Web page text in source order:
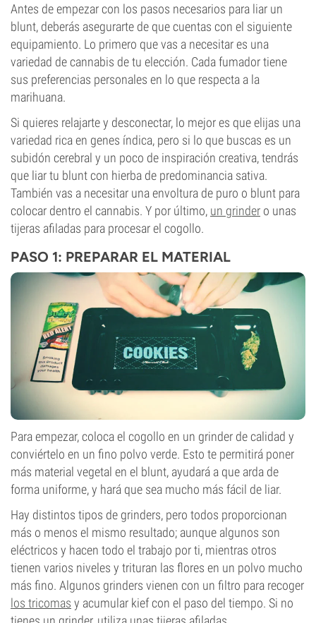
Antes de empezar con los pasos necesarios para liar un
blunt, deberás asegurarte de que cuentas con el siguiente
equipamiento. Lo primero que vas a necesitar es una
variedad de cannabis de tu elección. Cada fumador tiene
sus preferencias personales en lo que respecta a la
marihuana.
Si quieres relajarte y desconectar, lo mejor es que elijas una
variedad rica en genes índica, pero si lo que buscas es un
subidón cerebral y un poco de inspiración creativa, tendrás
que liar tu blunt con hierba de predominancia sativa.
También vas a necesitar una envoltura de puro o blunt para
colocar dentro el cannabis. Y por último, un grinder o unas
tijeras afiladas para procesar el cogollo.
PASO 1: PREPARAR EL MATERIAL
Para empezar, coloca el cogollo en un grinder de calidad y
conviértelo en un fino polvo verde. Esto te permitirá poner
más material vegetal en el blunt, ayudará a que arda de
forma uniforme, y hará que sea mucho más fácil de liar.
Hay distintos tipos de grinders, pero todos proporcionan
más o menos el mismo resultado; aunque algunos son
eléctricos y hacen todo el trabajo por ti, mientras otros
tienen varios niveles y trituran las flores en un polvo mucho
más fino. Algunos grinders vienen con un filtro para recoger
los tricomas y acumular kief con el paso del tiempo. Si no